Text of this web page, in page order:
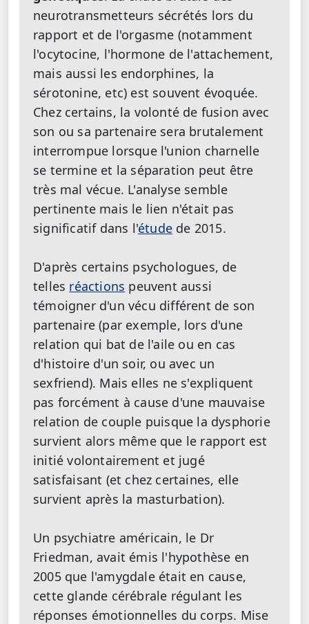
neurotransmetteurs sécrétés lors du
rapport et de l'orgasme (notamment
l'ocytocine, l'hormone de l'attachement,
mais aussi les endorphines, la
sérotonine, etc) est souvent évoquée.
Chez certains, la volonté de fusion avec
son ou sa partenaire sera brutalement
interrompue lorsque l'union charnelle
se termine et la séparation peut être
très mal vécue. L'analyse semble
pertinente mais le lien n'était pas
significatif dans l'étude de 2015.
D'après certains psychologues, de
telles réactions peuvent aussi
témoigner d'un vécu différent de son
partenaire (par exemple, lors d'une
relation qui bat de l'aile ou en cas
d'histoire d'un soir, ou avec un
sexfriend). Mais elles ne s'expliquent
pas forcément à cause d'une mauvaise
relation de couple puisque la dysphorie
survient alors même que le rapport est
initié volontairement et jugé
satisfaisant (et chez certaines, elle
survient après la masturbation).
Un psychiatre américain, le Dr
Friedman, avait émis l'hypothèse en
2005 que l'amygdale était en cause,
cette glande cérébrale régulant les
réponses émotionnelles du corps. Mise